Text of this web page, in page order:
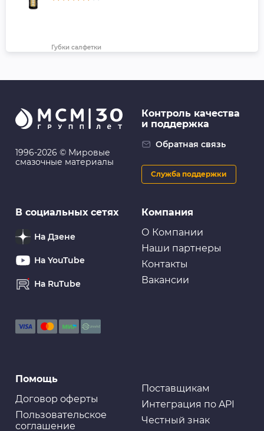
Губки салфетки
Ароматизаторы
EIKOSHA: Ароматизатор меловой SPIRIT REFILL -
BOTANICAL SHOWER
Ароматизатор FRAGRANCE TANK Blue Soda - DIAX-B-
Ароматизаторы
Ткань водопоглощающая AION Plas Senu, в тубе,
1996-2026 © Мировые
смазочные материалы
Компания
О Компании
Наши партнеры
Контакты
Вакансии
Помощь
Договор оферты
Пользовательское
соглашение
Поставщикам
Интеграция по API
Честный знак
Контроль качества
и поддержка
Обратная связь
Служба поддержки
В социальных сетях
На Дзене
На YouTube
На RuTube